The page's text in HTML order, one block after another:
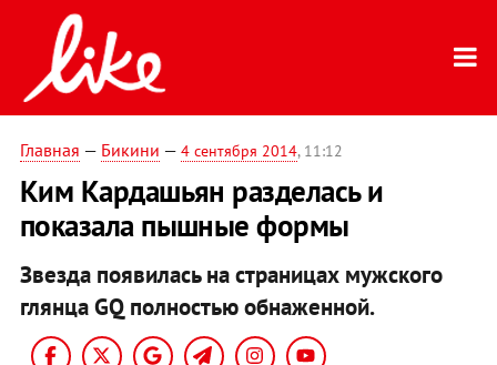
Главная — Бикини — 4 сентября 2014, 11:12
Ким Кардашьян разделась и
показала пышные формы
Звезда появилась на страницах мужского
глянца GQ полностью обнаженной.